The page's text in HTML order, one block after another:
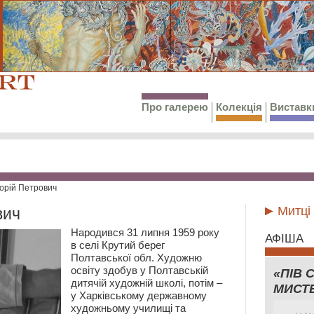
Про галерею Колекція
Петрович
Народився 31 липня 1959 року
в селі Крутий берег
Полтавської обл. Художню
освіту здобув у Полтавській
дитячій художній школі, потім –
у Харківському державному
художньому училищі та
Митці
АФІША
«ПІВ